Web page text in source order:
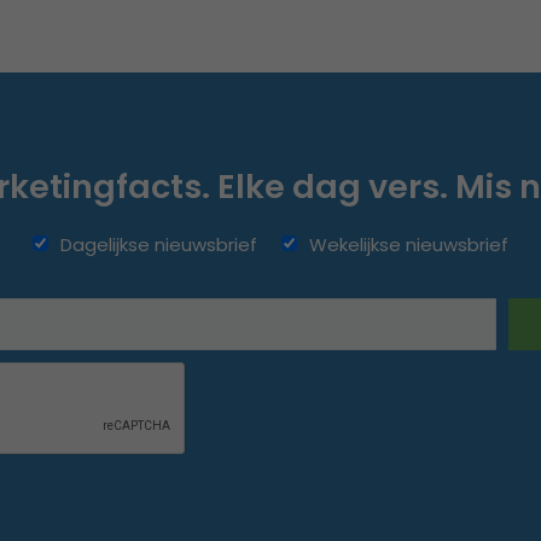
Elke dag vers. Mis
Dagelijkse nieuwsbrief Wekelijkse nieuwsbrief